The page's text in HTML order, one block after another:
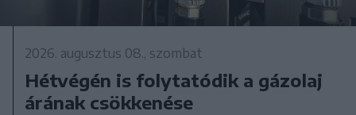
2026. augusztus 08., szombat
Hétvégén is folytatódik a gázolaj
árának csökkenése